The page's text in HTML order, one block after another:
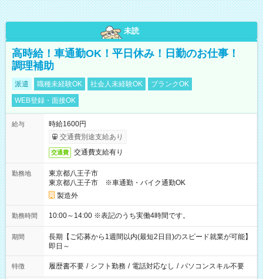
未読
高時給！車通勤OK！平日休み！日勤のお仕事！
調理補助
派遣 職種未経験OK 社会人未経験OK
ブランクOK
WEB登録・面接OK
給与
時給1600円
交通費別途支給あり
交通費 交通費支給有り
勤務地
東京都八王子市
東京都八王子市 ※車通勤・バイク通勤OK
製造外
勤務時間 10:00～14:00 ※表記のうち実働4時間です。
期間
長期【ご応募から1週間以内(最短2日目)のスピード就業が可能】
即日～
特徴 履歴書不要 / シフト勤務 / 電話対応なし / パソコンスキル不要